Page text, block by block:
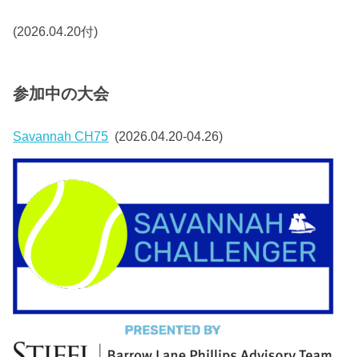
(2026.04.20付)
参加中の大会
Savannah CH75 (2026.04.20-04.26)